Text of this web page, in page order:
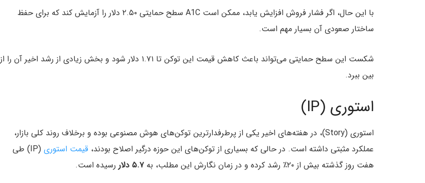
با این حال، اگر فشار فروش افزایش یابد، ممکن است A1C سطح حمایتی ۲.۵۰ دلار را آزمایش کند که برای حفظ
ساختار صعودی آن بسیار مهم است.
شکست این سطح حمایتی می‌تواند باعث کاهش قیمت این توکن تا ۱.۷۱ دلار شود و بخش زیادی از رشد اخیر آن را از
بین ببرد.
استوری (IP)
استوری (Story)، در هفته‌های اخیر یکی از پرطرفدارترین توکن‌های هوش مصنوعی بوده و برخلاف روند کلی بازار،
عملکرد مثبتی داشته است. در حالی که بسیاری از توکن‌های این حوزه درگیر اصلاح بودند، قیمت استوری
(IP) طی
هفت روز گذشته بیش از ۲۰٪ رشد کرده و در زمان نگارش این مطلب، به
۵.۷ دلار رسیده است.